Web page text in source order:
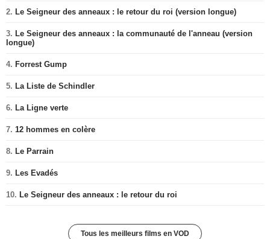
2. Le Seigneur des anneaux : le retour du roi (version longue)
3. Le Seigneur des anneaux : la communauté de l'anneau (version
longue)
4. Forrest Gump
5. La Liste de Schindler
6. La Ligne verte
7. 12 hommes en colère
8. Le Parrain
9. Les Evadés
10. Le Seigneur des anneaux : le retour du roi
Tous les meilleurs films en VOD